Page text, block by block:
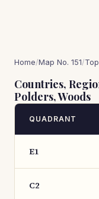
Home/Map No. 151/
Countries,
Polders, Woods
QUADRANT
E1
C2